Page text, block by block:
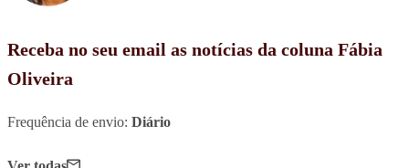
Receba no seu email as notícias da coluna Fábia
Oliveira
Frequência de envio: Diário